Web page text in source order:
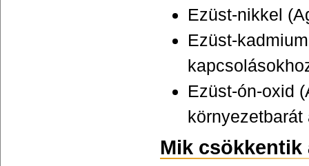
Ezüst-nikkel
Ezüst-
Ezüst-ón-oxid
Mik